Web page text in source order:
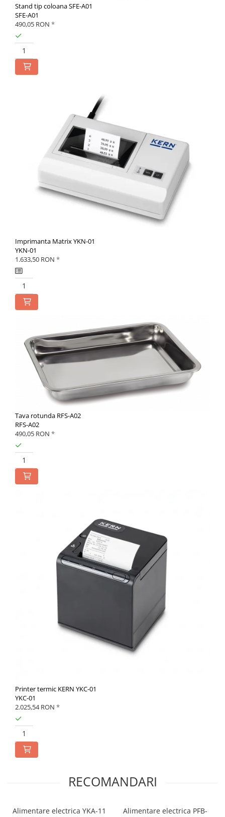
Stand tip coloana SFE-A01
SFE-A01
490,05 RON *
Imprimanta Matrix YKN-01
YKN-01
1.633,50 RON *
Tava rotunda RFS-A02
RFS-A02
490,05 RON *
Printer termic KERN YKC-01
YKC-01
2.025,54 RON *
RECOMANDARI
Alimentare electrica YKA-11
Alimentare electrica PFB-